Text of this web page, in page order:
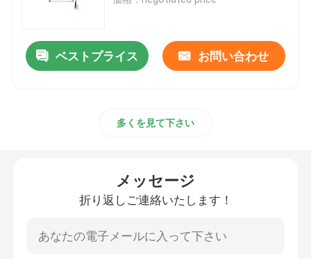
家エネルギー電池
ベストプライス お問い合わせ
多くを見て下さい
メッセージ
折り返しご連絡いたします！